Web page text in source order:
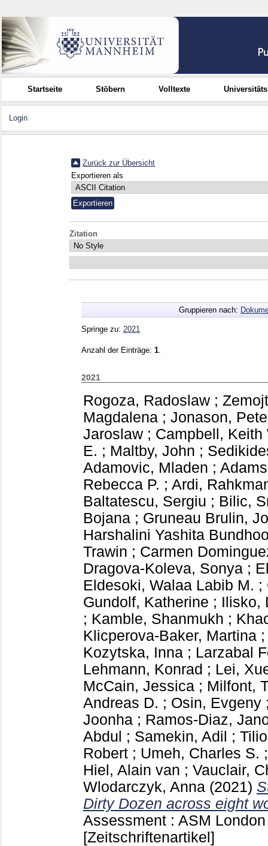
Startseite Stöbern Volltexte
Login
Zurück zur Übersicht
Exportieren als
Zitation
Gruppieren nach:
Springe zu: 2021
Anzahl der Einträge: 1
2021
Rogoza, Radoslaw ;
Magdalena ; Jonason,
Jaroslaw ; Campbell, Keith
E. ; Maltby, John ;
Adamovic, Mladen ;
Rebecca P. ; Ardi,
Baltatescu, Sergiu ; Bilic,
Bojana ; Gruneau Brulin,
Harshalini Yashita
Trawin ; Carmen
Dragova-Koleva, Sonya ;
Eldesoki, Walaa Labib M. ;
Gundolf, Katherine ; Ilisko,
; Kamble, Shanmukh ;
Klicperova-Baker, Martina
Kozytska, Inna ; Larzabal
Lehmann, Konrad ; Lei,
McCain, Jessica ; Milfont,
Andreas D. ; Osin, Evgeny
Joonha ; Ramos-Diaz,
Abdul ; Samekin, Adil ;
Robert ; Umeh, Charles S.
Hiel, Alain van ; Vauclair,
Wlodarczyk, Anna (2021)
Dirty Dozen across eight
Assessment : ASM
[Zeitschriftenartikel]